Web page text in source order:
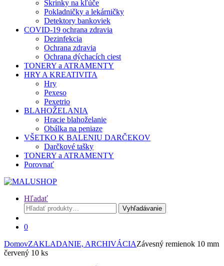
Skrinky na kľúče
Pokladničky a lekárničky
Detektory bankoviek
COVID-19 ochrana zdravia
Dezinfekcia
Ochrana zdravia
Ochrana dýchacích ciest
TONERY a ATRAMENTY
HRY A KREATIVITA
Hry
Pexeso
Pexetrio
BLAHOŽELANIA
Hracie blahoželanie
Obálka na peniaze
VŠETKO K BALENIU DARČEKOV
Darčkové tašky
TONERY a ATRAMENTY
Porovnať
Hľadať
Hľadať:
Vyhľadávanie
0
DomovZAKLADANIE, ARCHIVÁCIAZávesný remienok 10 mm
červený 10 ks